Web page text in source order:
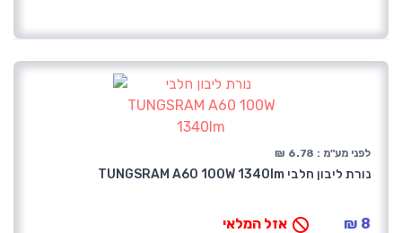
לפני מע"מ : 6.78 ₪
נורת ליבון חלבי TUNGSRAM A60 100W 1340lm
8 ₪ אזל המלאי